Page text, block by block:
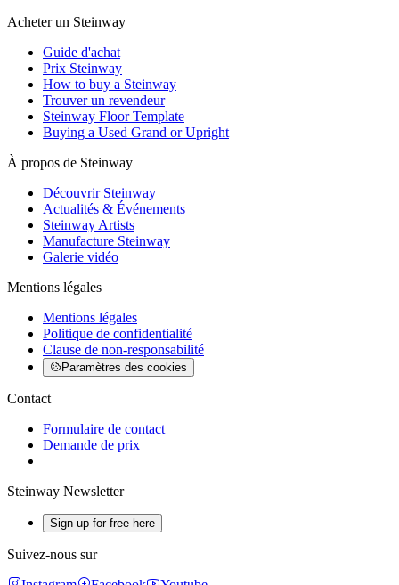
Acheter un Steinway
Guide d'achat
Prix Steinway
How to buy a Steinway
Trouver un revendeur
Steinway Floor Template
Buying a Used Grand or Upright
À propos de Steinway
Découvrir Steinway
Actualités & Événements
Steinway Artists
Manufacture Steinway
Galerie vidéo
Mentions légales
Mentions légales
Politique de confidentialité
Clause de non-responsabilité
Paramètres des cookies
Contact
Formulaire de contact
Demande de prix
Steinway Newsletter
Sign up for free here
Suivez-nous sur